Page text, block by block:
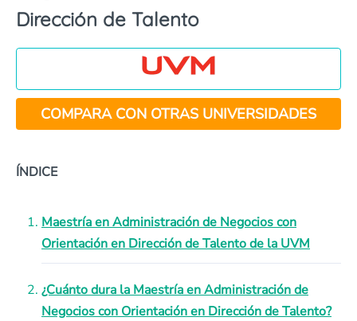
Dirección de Talento
COMPARA CON OTRAS UNIVERSIDADES
ÍNDICE
Maestría en Administración de Negocios con
Orientación en Dirección de Talento de la UVM
¿Cuánto dura la Maestría en Administración de
Negocios con Orientación en Dirección de Talento?